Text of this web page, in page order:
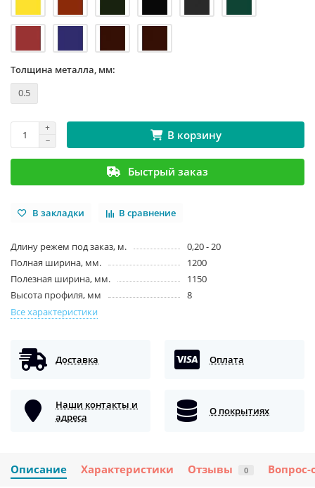
Толщина металла, мм:
0.5
В корзину
Быстрый заказ
В закладки В сравнение
Длину режем под заказ, м.
0,20 - 20
Полная ширина, мм.
1200
Полезная ширина, мм.
1150
Высота профиля, мм
8
Все характеристики
Доставка Оплата
Наши контакты и
адреса
О покрытиях
Описание Характеристики Отзывы 0 Вопрос-